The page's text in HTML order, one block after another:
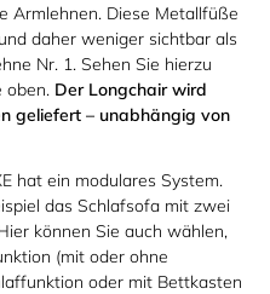
Armlehnen. Diese Metallfüße
daher weniger sichtbar als
Nr. 1. Sehen Sie hierzu
oben. Der Longchair wird
geliefert – unabhängig von
hat ein modulares System.
das Schlafsofa mit zwei
können Sie auch wählen,
(mit oder ohne
oder mit Bettkasten